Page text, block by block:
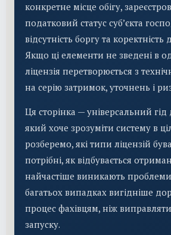
конкретне місце обігу,
податковий статус суб’єкта
відсутність боргу та коректність
Якщо ці елементи не зведені в
ліцензія перетворюється з
на серію затримок, уточнень і
Ця сторінка — універсальний гід
який хоче зрозуміти систему в
розберемо, які типи ліцензій
потрібні, як відбувається
найчастіше виникають
багатьох випадках вигідніше
процес фахівцям, ніж
запуску.